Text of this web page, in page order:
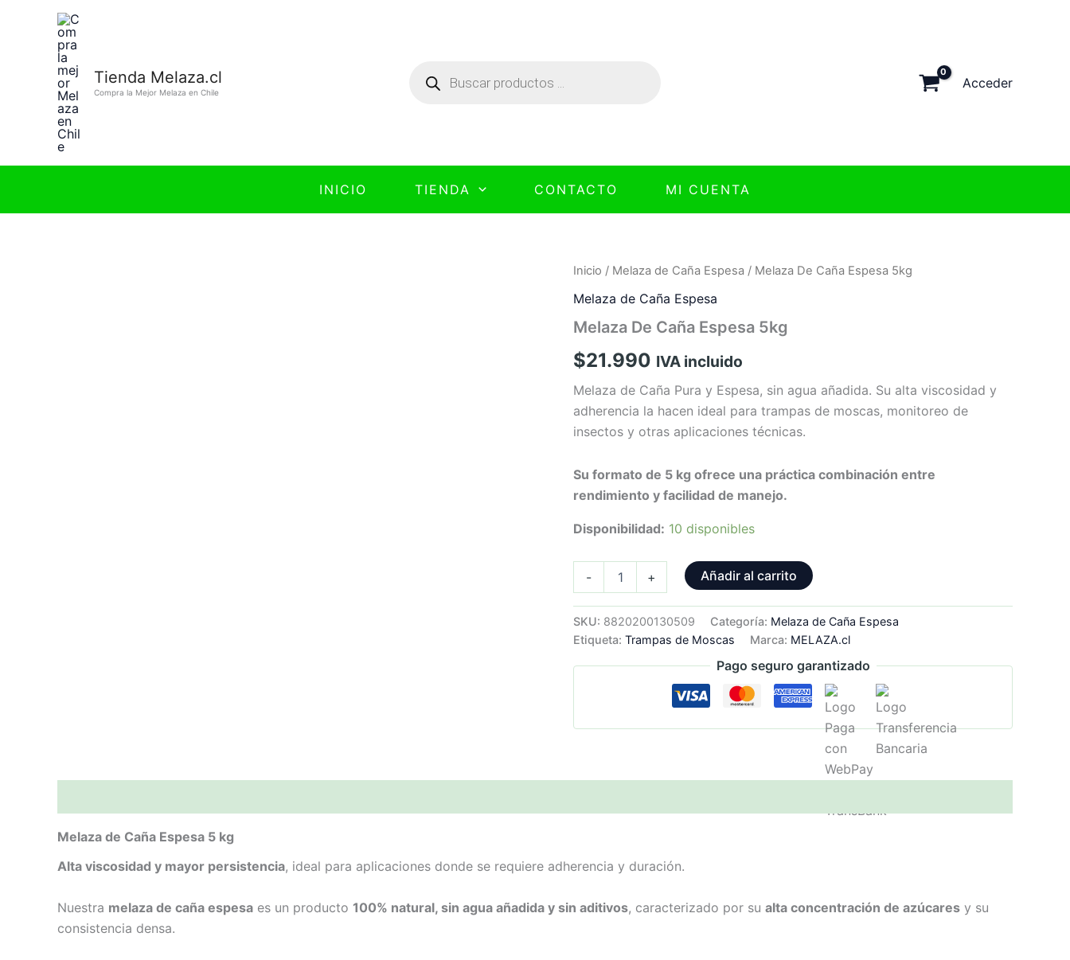
contenido
Tienda Melaza.cl
Compra la Mejor Melaza en Chile
Acceder
INICIO TIENDA CONTACTO MI CUENTA
Inicio / Melaza de Caña Espesa / Melaza De Caña Espesa 5kg
Melaza de Caña Espesa
Melaza De Caña Espesa 5kg
$21.990 IVA incluido
Melaza de Caña Pura y Espesa, sin agua añadida. Su alta viscosidad y
adherencia la hacen ideal para trampas de moscas, monitoreo de
insectos y otras aplicaciones técnicas.
Su formato de 5 kg ofrece una práctica combinación entre
rendimiento y facilidad de manejo.
Disponibilidad: 10 disponibles
-
Espesa
cantidad
+ Añadir al carrito
SKU: 8820200130509 Categoría: Melaza de Caña Espesa
Etiqueta: Trampas de Moscas Marca: MELAZA.cl
Pago seguro garantizado
Melaza de Caña Espesa 5 kg
Alta viscosidad y mayor persistencia, ideal para aplicaciones donde se requiere adherencia y duración.
Nuestra melaza de caña espesa es un producto 100% natural, sin agua añadida y sin aditivos, caracterizado por su alta concentración de azúcares y su
consistencia densa.